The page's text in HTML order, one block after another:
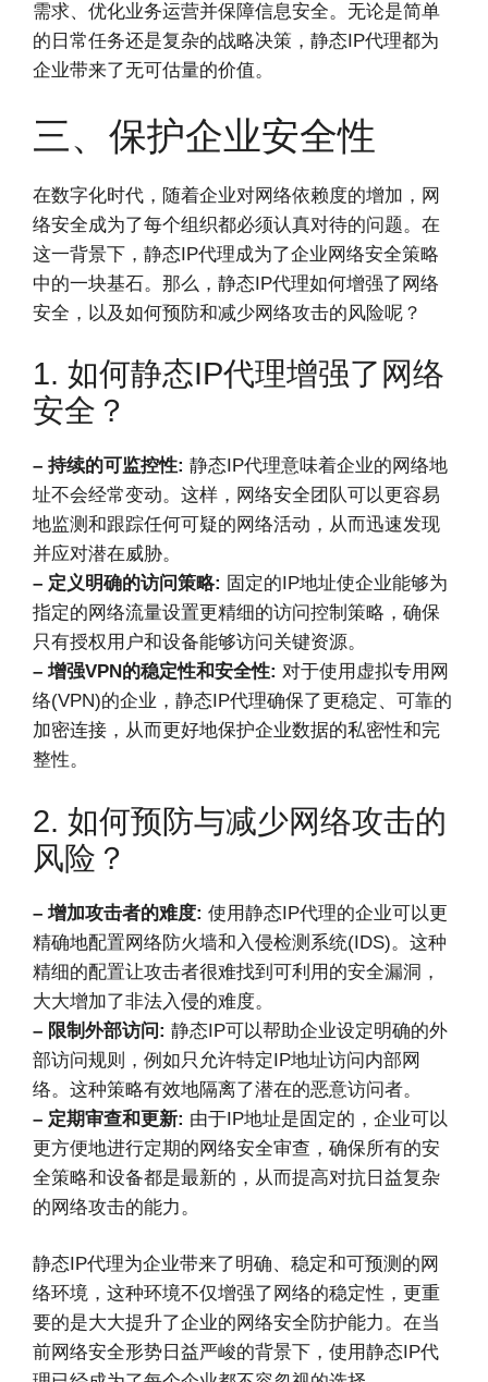
需求、优化业务运营并保障信息安全。无论是简单
的日常任务还是复杂的战略决策，静态IP代理都为
企业带来了无可估量的价值。
三、保护企业安全性
在数字化时代，随着企业对网络依赖度的增加，网
络安全成为了每个组织都必须认真对待的问题。在
这一背景下，静态IP代理成为了企业网络安全策略
中的一块基石。那么，静态IP代理如何增强了网络
安全，以及如何预防和减少网络攻击的风险呢？
1. 如何静态IP代理增强了网络
安全？
– 持续的可监控性: 静态IP代理意味着企业的网络地
址不会经常变动。这样，网络安全团队可以更容易
地监测和跟踪任何可疑的网络活动，从而迅速发现
并应对潜在威胁。
– 定义明确的访问策略: 固定的IP地址使企业能够为
指定的网络流量设置更精细的访问控制策略，确保
只有授权用户和设备能够访问关键资源。
– 增强VPN的稳定性和安全性: 对于使用虚拟专用网
络(VPN)的企业，静态IP代理确保了更稳定、可靠的
加密连接，从而更好地保护企业数据的私密性和完
整性。
2. 如何预防与减少网络攻击的
风险？
– 增加攻击者的难度: 使用静态IP代理的企业可以更
精确地配置网络防火墙和入侵检测系统(IDS)。这种
精细的配置让攻击者很难找到可利用的安全漏洞，
大大增加了非法入侵的难度。
– 限制外部访问: 静态IP可以帮助企业设定明确的外
部访问规则，例如只允许特定IP地址访问内部网
络。这种策略有效地隔离了潜在的恶意访问者。
– 定期审查和更新: 由于IP地址是固定的，企业可以
更方便地进行定期的网络安全审查，确保所有的安
全策略和设备都是最新的，从而提高对抗日益复杂
的网络攻击的能力。
静态IP代理为企业带来了明确、稳定和可预测的网
络环境，这种环境不仅增强了网络的稳定性，更重
要的是大大提升了企业的网络安全防护能力。在当
前网络安全形势日益严峻的背景下，使用静态IP代